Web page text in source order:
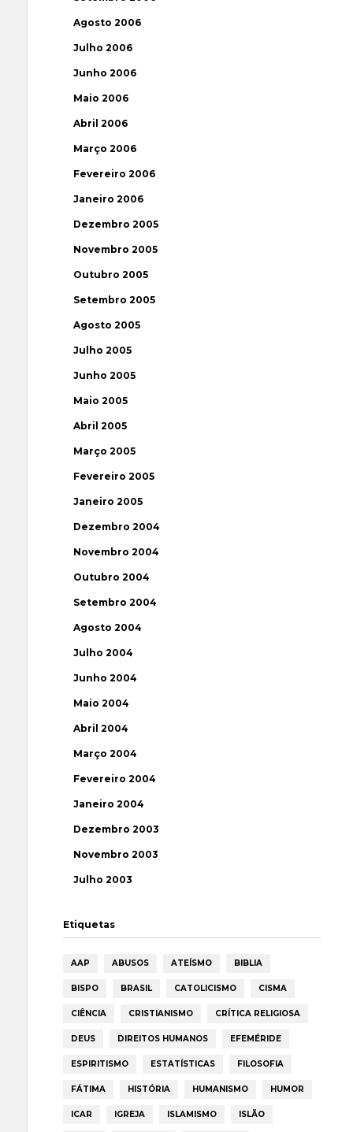
Agosto 2006
Julho 2006
Junho 2006
Maio 2006
Abril 2006
Março 2006
Fevereiro 2006
Janeiro 2006
Dezembro 2005
Novembro 2005
Outubro 2005
Setembro 2005
Agosto 2005
Julho 2005
Junho 2005
Maio 2005
Abril 2005
Março 2005
Fevereiro 2005
Janeiro 2005
Dezembro 2004
Novembro 2004
Outubro 2004
Setembro 2004
Agosto 2004
Julho 2004
Junho 2004
Maio 2004
Abril 2004
Março 2004
Fevereiro 2004
Janeiro 2004
Dezembro 2003
Novembro 2003
Julho 2003
Etiquetas
AAP ABUSOS ATEÍSMO BIBLIA
BISPO BRASIL CATOLICISMO CISMA
CIÊNCIA CRISTIANISMO CRÍTICA RELIGIOSA
DEUS DIREITOS HUMANOS EFEMÉRIDE
ESPIRITISMO ESTATÍSTICAS FILOSOFIA
FÁTIMA HISTÓRIA HUMANISMO HUMOR
ICAR IGREJA ISLAMISMO ISLÃO